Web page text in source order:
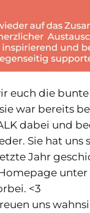
euch die
war bereits
dabei und
Sie hat uns
Jahr
unter
<3
uns